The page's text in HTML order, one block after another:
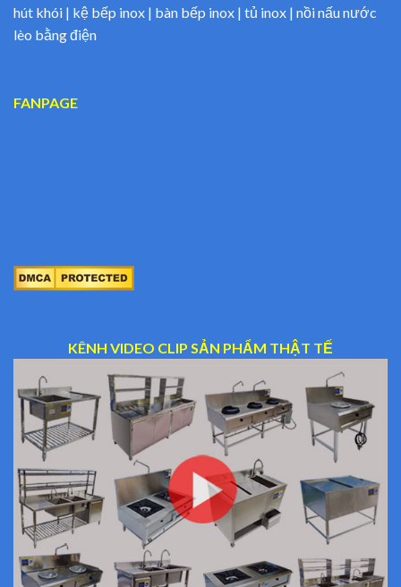
hút khói | kệ bếp inox | bàn bếp inox | tủ inox | nồi nấu nước
lèo bằng điện
FANPAGE
KÊNH VIDEO CLIP SẢN PHẨM THẬT TẾ